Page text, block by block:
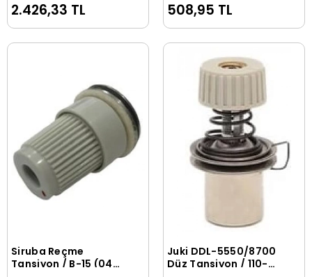
F-4 (03-A046)
S07489-101
2.426,33 TL
SA7273-001
508,95 TL
Sepete Ekle
Siruba Reçme
Tansiyon / B-15 (04-
Sepete Ekle
Juki DDL-5550/8700
Düz Tansiyon / 110-